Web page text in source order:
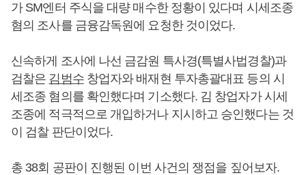
가 SM엔터 주식을 대량 매수한 정황이 있다며 시세조종
혐의 조사를 금융감독원에 요청한 것이었다.
신속하게 조사에 나선 금감원 특사경(특별사법경찰)과
검찰은 김범수창업자와 배재현 투자총괄대표 등의 시
세조종 혐의를 확인했다며 기소했다. 김 창업자가 시세
조종에 적극적으로 개입하거나 지시하고 승인했다는 것
이 검찰 판단이었다.
총 38회 공판이 진행된 이번 사건의 쟁점을 짚어보자.